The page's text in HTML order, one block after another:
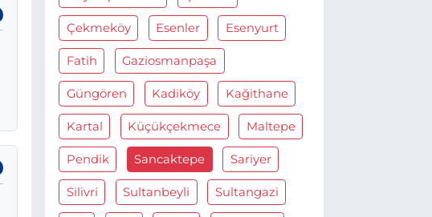
Çekmeköy Esenler Esenyurt
Fatih Gaziosmanpaşa
Güngören Kadiköy Kağithane
Kartal Küçükçekmece Maltepe
Pendik Sancaktepe Sariyer
Silivri Sultanbeyli Sultangazi